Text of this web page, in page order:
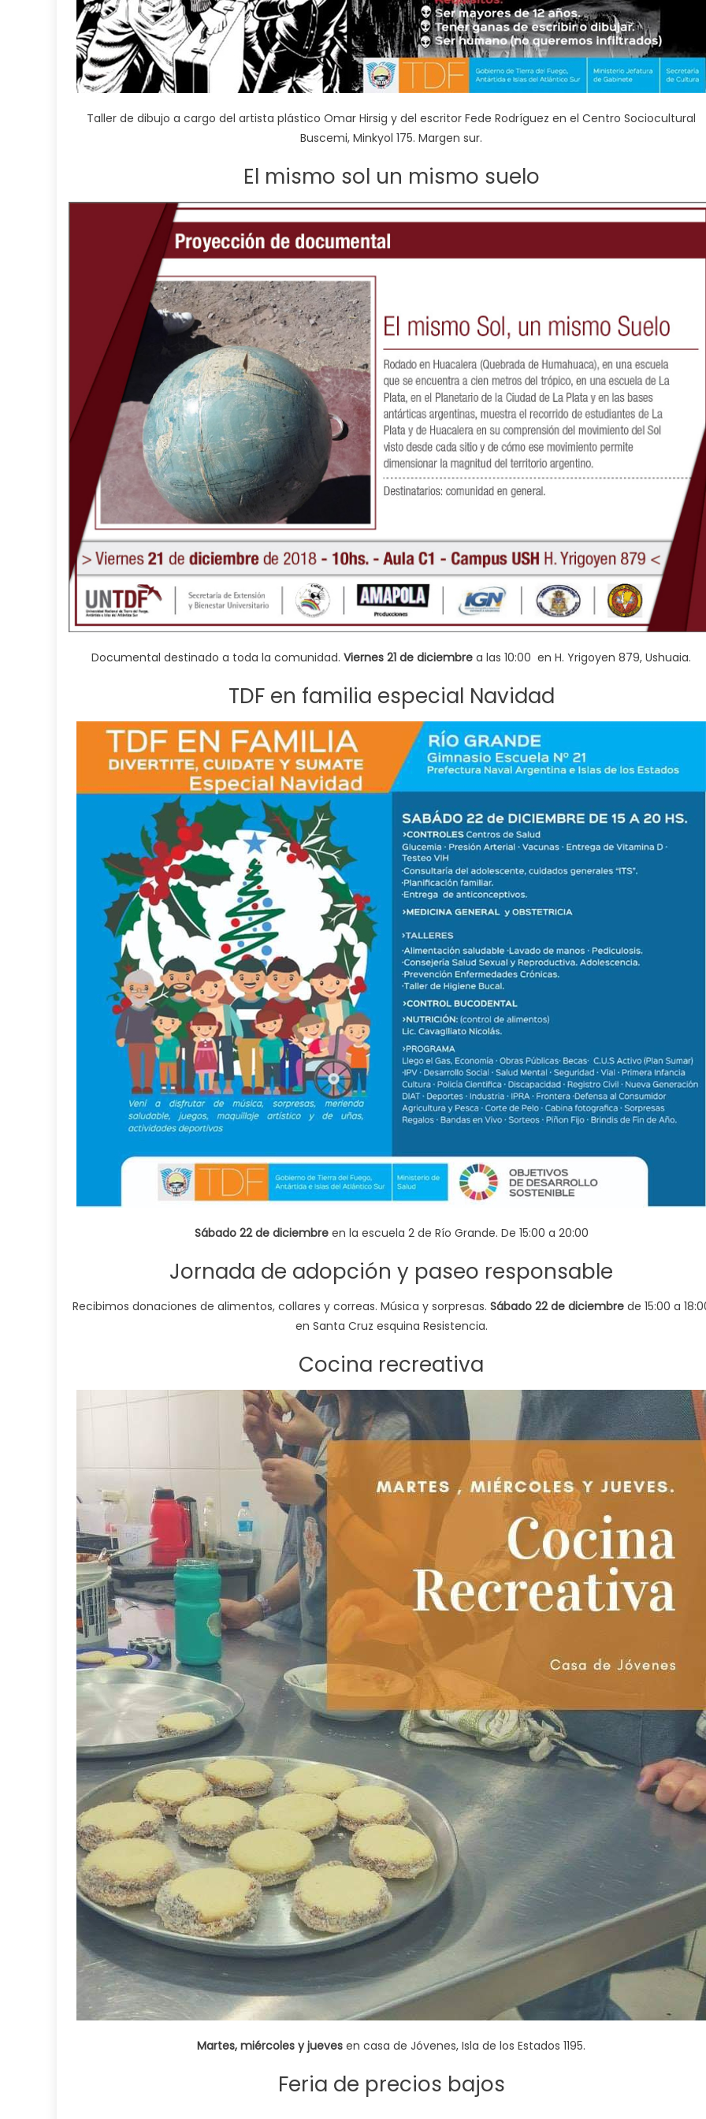
Taller de dibujo a cargo del artista plástico Omar Hirsig y del escritor Fede Rodríguez en el Centro Sociocultural
Buscemi, Minkyol 175. Margen sur.
El mismo sol un mismo suelo
Documental destinado a toda la comunidad. Viernes 21 de diciembre a las 10:00 en H. Yrigoyen 879, Ushuaia.
TDF en familia especial Navidad
Sábado 22 de diciembreen la escuela 2 de Río Grande. De 15:00 a 20:00
Jornada de adopción y paseo responsable
Recibimos donaciones de alimentos, collares y correas. Música y sorpresas. Sábado 22 de diciembrede 15:00 a
en Santa Cruz esquina Resistencia.
Cocina recreativa
Martes, miércoles y jueves en casa de Jóvenes, Isla de los Estados 1195.
Feria de precios bajos